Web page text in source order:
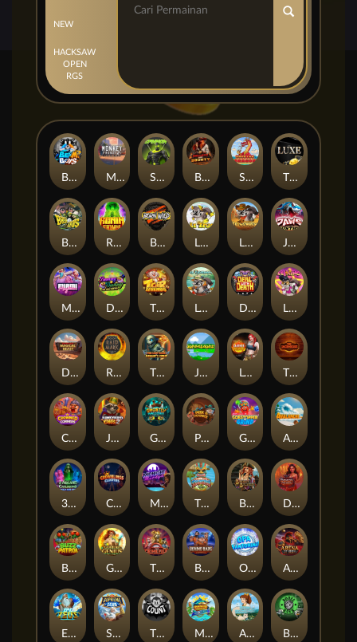
NEW
HACKSAW
OPEN
RGS
Beam Boys Monkey Frenzy 2: Boss is Here! Spinman BULLETS AND BOUNTY SMOKING DRAGON The Luxe
BASH BROS Ronin Stackways Born Wild LE ZEUS LE COWBOY JAWS OF JUSTICE
MIAMI MAYHEM DONNY AND DANNY TIGER LEGENDS Le Fisherman DEAL WITH DEATH LE KING
Darkside Prairie: Magical Beast Raidmark The Lost Book of Mummy’s Curse Jumpasaurs Leatherheads The Jack & Rose
Crowned Corners Junkyard Kings 2 Ghostly Hallows Peek & Pounce Gobstopper Grind Avalanche
3 Arcane Cauldrons Crownlings Clusters Midnight Mirage Tikitopia BoosterBelt Bonnie's Buccaneers Demon Queen
Buzz Patrol Gearlab Genius The Crime File Behind Bars: Masterplan Opa Santorini! Arena of Iron
Epic Ze Zeus Supreme Zeus THE COUNT MARLIN MASTERS: THE BIG HAUL Aiko and the Wind Spirit Booze Bash